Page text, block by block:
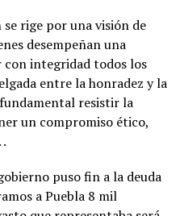
rige por una visión de
desempeñan una
integridad todos los
entre la honradez y la
resistir la
un compromiso ético,
puso fin a la deuda
a Puebla 8 mil